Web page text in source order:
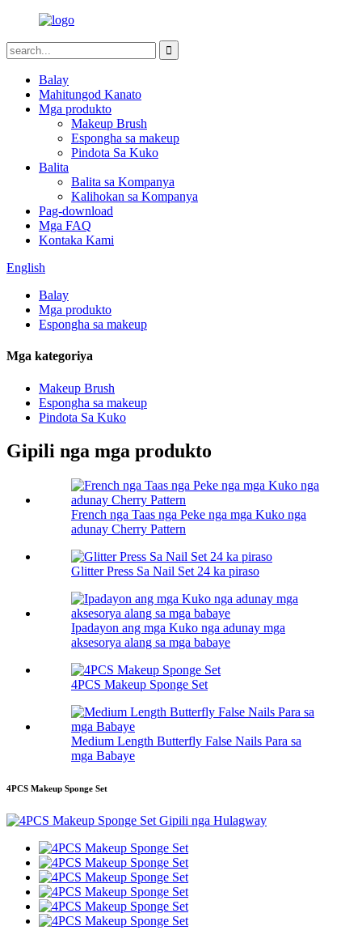
Balay
Mahitungod Kanato
Mga produkto
Makeup Brush
Espongha sa makeup
Pindota Sa Kuko
Balita
Balita sa Kompanya
Kalihokan sa Kompanya
Pag-download
Mga FAQ
Kontaka Kami
English
Balay
Mga produkto
Espongha sa makeup
Mga kategoriya
Makeup Brush
Espongha sa makeup
Pindota Sa Kuko
Gipili nga mga produkto
French nga Taas nga Peke nga mga Kuko nga
adunay Cherry Pattern
Glitter Press Sa Nail Set 24 ka piraso
Ipadayon ang mga Kuko nga adunay mga
aksesorya alang sa mga babaye
4PCS Makeup Sponge Set
Medium Length Butterfly False Nails Para sa
mga Babaye
4PCS Makeup Sponge Set